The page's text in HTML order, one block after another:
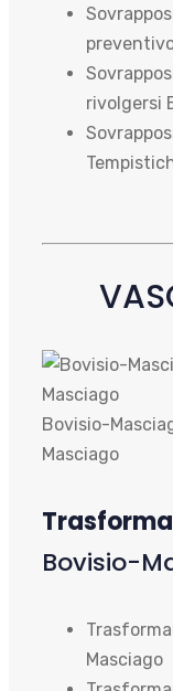
rivolgersi
Bovisio-
Masciago
Bovisio-
Masciago